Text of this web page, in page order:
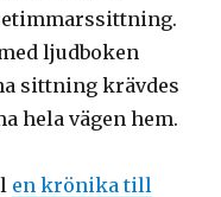
ljudboken
sittning krävdes
hela vägen hem.
en krönika till